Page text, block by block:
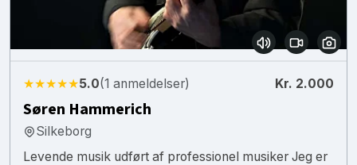
★★★★★5.0(1 anmeldelser) Kr. 2.000
Søren Hammerich
Silkeborg
Levende musik udført af professionel musiker Jeg er